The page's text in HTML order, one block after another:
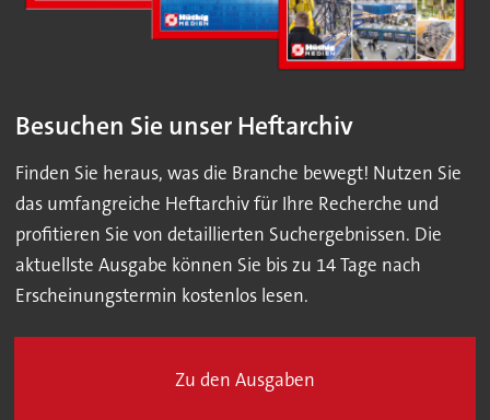
Besuchen Sie unser Heftarchiv
Finden Sie heraus, was die Branche bewegt! Nutzen Sie
das umfangreiche Heftarchiv für Ihre Recherche und
profitieren Sie von detaillierten Suchergebnissen. Die
aktuellste Ausgabe können Sie bis zu 14 Tage nach
Erscheinungstermin kostenlos lesen.
Zu den Ausgaben